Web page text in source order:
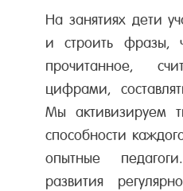
На занятиях дети
и строить фразы,
прочитанное,
цифрами,
Мы активизируем
способности
опытные
развития